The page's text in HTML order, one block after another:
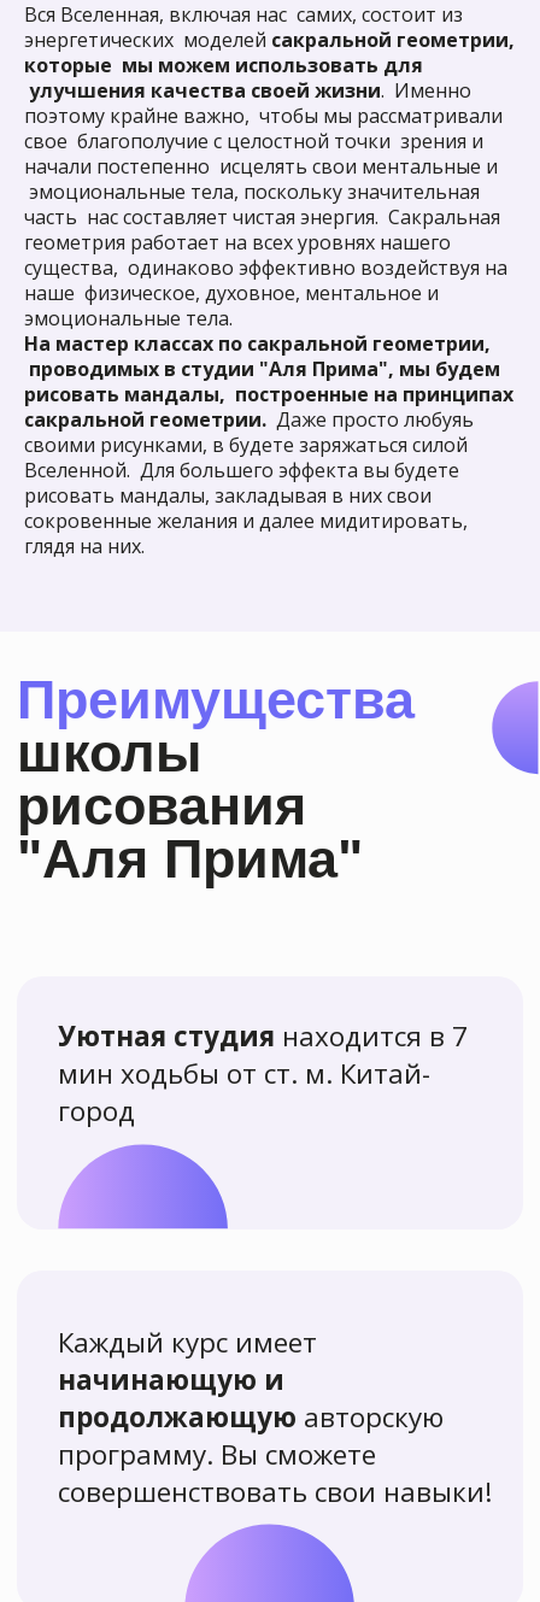
Вся Вселенная, включая нас самих, состоит из
энергетических моделей сакральной геометрии,
которые мы можем использовать для
улучшения качества своей жизни. Именно
поэтому крайне важно, чтобы мы рассматривали
свое благополучие с целостной точки зрения и
начали постепенно исцелять свои ментальные и
эмоциональные тела, поскольку значительная
часть нас составляет чистая энергия. Сакральная
геометрия работает на всех уровнях нашего
существа, одинаково эффективно воздействуя на
наше физическое, духовное, ментальное и
эмоциональные тела.
На мастер классах по сакральной геометрии,
проводимых в студии "Аля Прима", мы будем
рисовать мандалы, построенные на принципах
сакральной геометрии. Даже просто любуяь
своими рисунками, в будете заряжаться силой
Вселенной. Для большего эффекта вы будете
рисовать мандалы, закладывая в них свои
сокровенные желания и далее мидитировать,
глядя на них.
по рисованию
с нуля
Для тех, кто только начинает
рисовать или хочет познакомиться
с нашей школой поближе
Более 7000
человек
научились
рисовать вместе
с нами и остались
довольны!